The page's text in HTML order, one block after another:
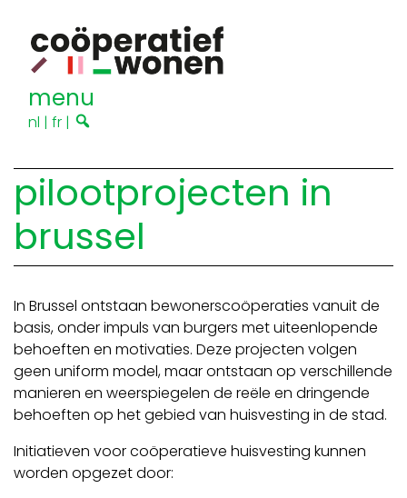
menu
nl | fr |
pilootprojecten in
brussel
In Brussel ontstaan bewonerscoöperaties vanuit de
basis, onder impuls van burgers met uiteenlopende
behoeften en motivaties. Deze projecten volgen
geen uniform model, maar ontstaan op verschillende
manieren en weerspiegelen de reële en dringende
behoeften op het gebied van huisvesting in de stad.
Initiatieven voor coöperatieve huisvesting kunnen
worden opgezet door: